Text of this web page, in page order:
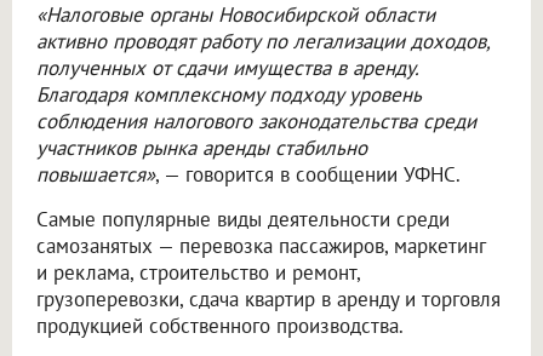
«Налоговые органы Новосибирской области
активно проводят работу по легализации доходов,
полученных от сдачи имущества в аренду.
Благодаря комплексному подходу уровень
соблюдения налогового законодательства среди
участников рынка аренды стабильно
повышается», — говорится в сообщении УФНС.
Самые популярные виды деятельности среди
самозанятых — перевозка пассажиров, маркетинг
и реклама, строительство и ремонт,
грузоперевозки, сдача квартир в аренду и торговля
продукцией собственного производства.